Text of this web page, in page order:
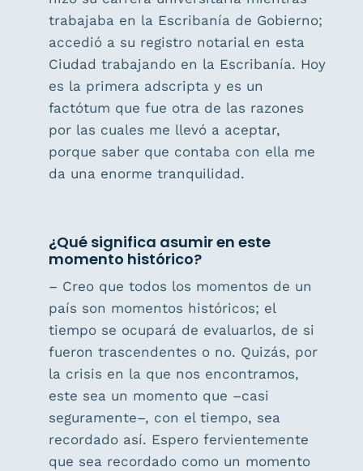
trabajaba en la Escribanía de Gobierno;
accedió a su registro notarial en esta
Ciudad trabajando en la Escribanía. Hoy
es la primera adscripta y es un
factótum que fue otra de las razones
por las cuales me llevó a aceptar,
porque saber que contaba con ella me
da una enorme tranquilidad.
¿Qué significa asumir en este
momento histórico?
– Creo que todos los momentos de un
país son momentos históricos; el
tiempo se ocupará de evaluarlos, de si
fueron trascendentes o no. Quizás, por
la crisis en la que nos encontramos,
este sea un momento que –casi
seguramente–, con el tiempo, sea
recordado así. Espero fervientemente
que sea recordado como un momento